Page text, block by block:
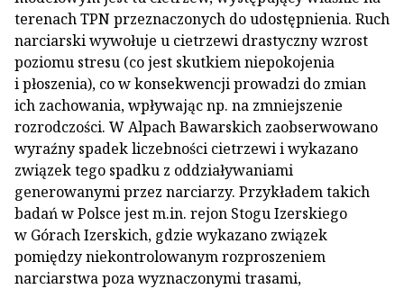
terenach TPN przeznaczonych do udostępnienia. Ruch
narciarski wywołuje u cietrzewi drastyczny wzrost
poziomu stresu (co jest skutkiem niepokojenia
i płoszenia), co w konsekwencji prowadzi do zmian
ich zachowania, wpływając np. na zmniejszenie
rozrodczości. W Alpach Bawarskich zaobserwowano
wyraźny spadek liczebności cietrzewi i wykazano
związek tego spadku z oddziaływaniami
generowanymi przez narciarzy. Przykładem takich
badań w Polsce jest m.in. rejon Stogu Izerskiego
w Górach Izerskich, gdzie wykazano związek
pomiędzy niekontrolowanym rozproszeniem
narciarstwa poza wyznaczonymi trasami,